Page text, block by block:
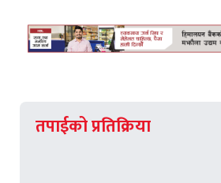
तपाईको प्रतिक्रिया